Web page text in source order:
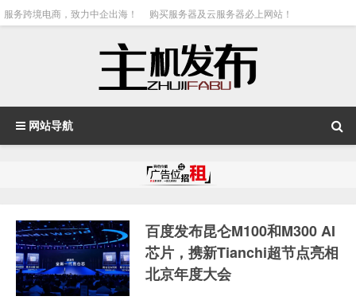
服务跨境电商，致力中企出海！ 购买服务器及云服务器必上网站！
网站导航
百度发布昆仑M100和M300 AI
芯片，携新Tianchi超节点亮相
北京年度大会